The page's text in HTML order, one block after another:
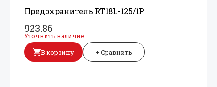
Предохранитель RT18L-125/1P
923.86
Уточнить наличие
В корзину + Сравнить